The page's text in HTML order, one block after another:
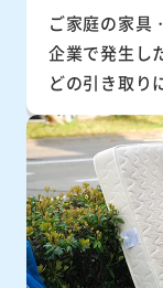
ご家庭の家具
企業で発生し
どの引き取り